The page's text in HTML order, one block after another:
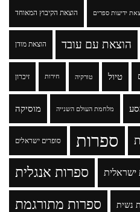
הוצאת הקיבוץ המאוחד ידיעות ספרים
הוצאת מודן הוצאת עם עובד
זיכרון חירות טורקיה טיול
מוסיקה מלחמת העולם השנייה
סופרים ישראלים ספרות
ספרות אנגלית ישראלית
ספרות מתורגמת נשית